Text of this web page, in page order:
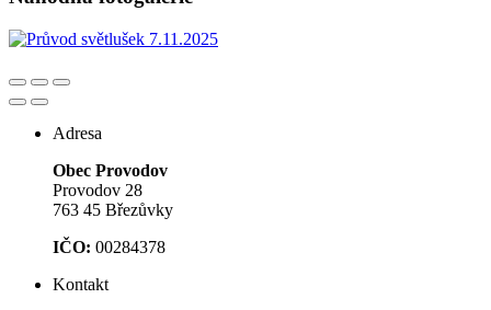
Adresa
Obec Provodov
Provodov 28
763 45 Březůvky
IČO: 00284378
Kontakt